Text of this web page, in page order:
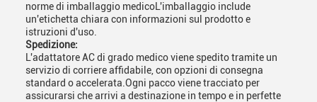
norme di imballaggio medicoL'imballaggio include
un'etichetta chiara con informazioni sul prodotto e
istruzioni d'uso.
Spedizione:
L'adattatore AC di grado medico viene spedito tramite un
servizio di corriere affidabile, con opzioni di consegna
standard o accelerata.Ogni pacco viene tracciato per
assicurarsi che arrivi a destinazione in tempo e in perfette